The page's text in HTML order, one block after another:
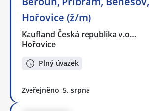
Hořovice (ž/m)
Kaufland Česká republika v.o…
Hořovice
Plný úvazek
Zveřejněno: 5. srpna